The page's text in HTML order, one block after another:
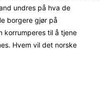
undres på hva de
borgere gjør på
korrumperes til å tjene
Hvem vil det norske